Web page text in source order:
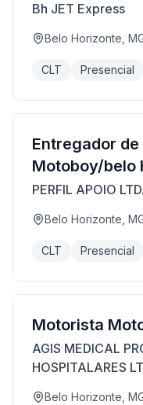
Bh JET Express
Belo Horizonte,
CLT Presencial
Entregador de
Motoboy/belo
PERFIL APOIO
Belo Horizonte,
CLT Presencial
Motorista
AGIS MEDICAL
HOSPITALARES
Belo Horizonte,